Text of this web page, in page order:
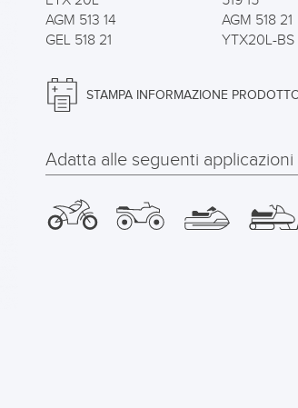
AGM 513 14
AGM 518 21
GEL 518 21
YTX20L-BS
STAMPA INFORMAZIONE
Adatta alle seguenti applicazioni